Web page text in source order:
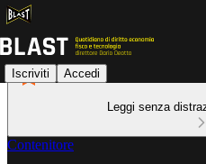
Iscriviti Accedi
Leggi senza
Contenitore